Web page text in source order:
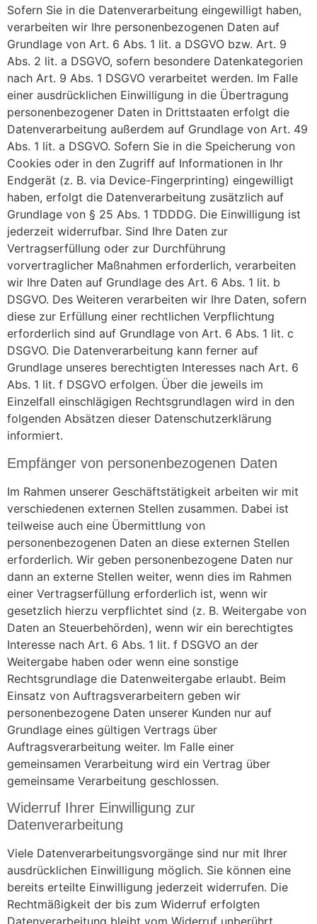
Sofern Sie in die Datenverarbeitung eingewilligt haben,
verarbeiten wir Ihre personenbezogenen Daten auf
Grundlage von Art. 6 Abs. 1 lit. a DSGVO bzw. Art. 9
Abs. 2 lit. a DSGVO, sofern besondere Datenkategorien
nach Art. 9 Abs. 1 DSGVO verarbeitet werden. Im Falle
einer ausdrücklichen Einwilligung in die Übertragung
personenbezogener Daten in Drittstaaten erfolgt die
Datenverarbeitung außerdem auf Grundlage von Art. 49
Abs. 1 lit. a DSGVO. Sofern Sie in die Speicherung von
Cookies oder in den Zugriff auf Informationen in Ihr
Endgerät (z. B. via Device-Fingerprinting) eingewilligt
haben, erfolgt die Datenverarbeitung zusätzlich auf
Grundlage von § 25 Abs. 1 TDDDG. Die Einwilligung ist
jederzeit widerrufbar. Sind Ihre Daten zur
Vertragserfüllung oder zur Durchführung
vorvertraglicher Maßnahmen erforderlich, verarbeiten
wir Ihre Daten auf Grundlage des Art. 6 Abs. 1 lit. b
DSGVO. Des Weiteren verarbeiten wir Ihre Daten, sofern
diese zur Erfüllung einer rechtlichen Verpflichtung
erforderlich sind auf Grundlage von Art. 6 Abs. 1 lit. c
DSGVO. Die Datenverarbeitung kann ferner auf
Grundlage unseres berechtigten Interesses nach Art. 6
Abs. 1 lit. f DSGVO erfolgen. Über die jeweils im
Einzelfall einschlägigen Rechtsgrundlagen wird in den
folgenden Absätzen dieser Datenschutzerklärung
informiert.
Empfänger von personenbezogenen Daten
Im Rahmen unserer Geschäftstätigkeit arbeiten wir mit
verschiedenen externen Stellen zusammen. Dabei ist
teilweise auch eine Übermittlung von
personenbezogenen Daten an diese externen Stellen
erforderlich. Wir geben personenbezogene Daten nur
dann an externe Stellen weiter, wenn dies im Rahmen
einer Vertragserfüllung erforderlich ist, wenn wir
gesetzlich hierzu verpflichtet sind (z. B. Weitergabe von
Daten an Steuerbehörden), wenn wir ein berechtigtes
Interesse nach Art. 6 Abs. 1 lit. f DSGVO an der
Weitergabe haben oder wenn eine sonstige
Rechtsgrundlage die Datenweitergabe erlaubt. Beim
Einsatz von Auftragsverarbeitern geben wir
personenbezogene Daten unserer Kunden nur auf
Grundlage eines gültigen Vertrags über
Auftragsverarbeitung weiter. Im Falle einer
gemeinsamen Verarbeitung wird ein Vertrag über
gemeinsame Verarbeitung geschlossen.
Widerruf Ihrer Einwilligung zur
Datenverarbeitung
Viele Datenverarbeitungsvorgänge sind nur mit Ihrer
ausdrücklichen Einwilligung möglich. Sie können eine
bereits erteilte Einwilligung jederzeit widerrufen. Die
Rechtmäßigkeit der bis zum Widerruf erfolgten
Datenverarbeitung bleibt vom Widerruf unberührt.